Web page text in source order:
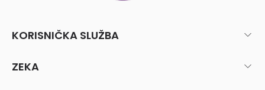
KORISNIČKA SLUŽBA
ZEKA